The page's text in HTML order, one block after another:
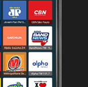
| Jake
de